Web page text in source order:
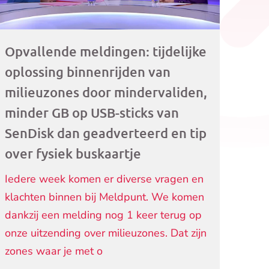
Opvallende meldingen: tijdelijke
oplossing binnenrijden van
milieuzones door mindervaliden,
minder GB op USB-sticks van
SenDisk dan geadverteerd en tip
over fysiek buskaartje
Iedere week komen er diverse vragen en
klachten binnen bij Meldpunt. We komen
dankzij een melding nog 1 keer terug op
onze uitzending over milieuzones. Dat zijn
zones waar je met o